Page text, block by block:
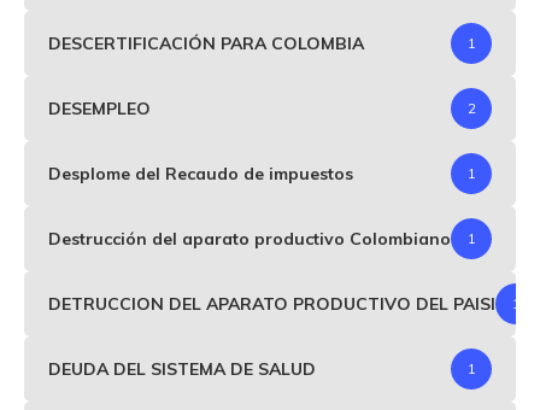
DESCERTIFICACIÓN PARA COLOMBIA 1
DESEMPLEO 2
Desplome del Recaudo de impuestos 1
Destrucción del aparato productivo Colombiano 1
DETRUCCION DEL APARATO PRODUCTIVO DEL PAISI 1
DEUDA DEL SISTEMA DE SALUD 1